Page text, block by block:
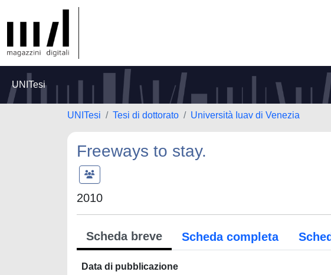
UNITesi
UNITesi Tesi di dottorato Università Iuav di Venezia
Freeways to stay.
2010
Scheda breve Scheda completa
Data di pubblicazione